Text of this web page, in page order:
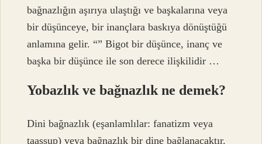
bağnazlığın aşırıya ulaştığı ve başkalarına veya
bir düşünceye, bir inançlara baskıya dönüştüğü
anlamına gelir. “” Bigot bir düşünce, inanç ve
başka bir düşünce ile son derece ilişkilidir …
Yobazlık ve bağnazlık ne demek?
Dini bağnazlık (eşanlamlılar: fanatizm veya
taassup) veya bağnazlık bir dine bağlanacaktır.